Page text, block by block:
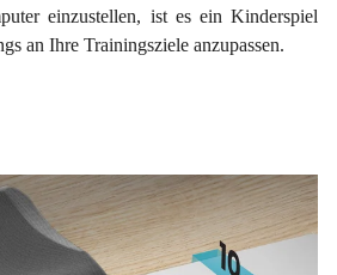
einzustellen, ist es ein Kinderspiel
an Ihre Trainingsziele anzupassen.